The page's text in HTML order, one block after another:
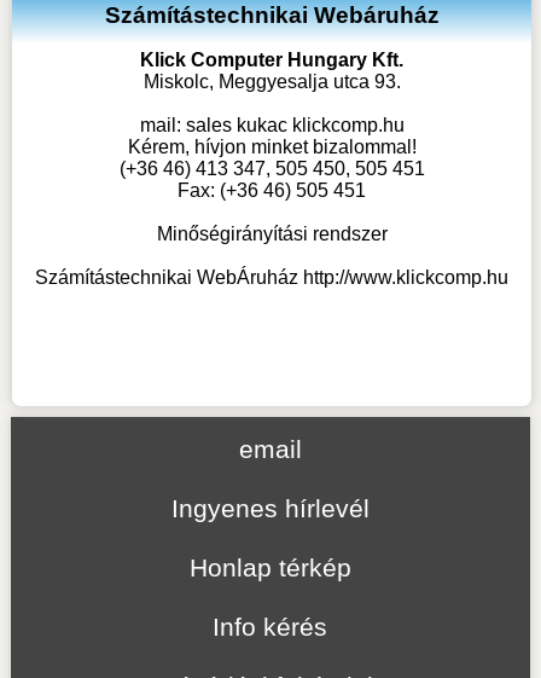
Számítástechnikai Webáruház
Klick Computer Hungary Kft.
Miskolc, Meggyesalja utca 93.
mail: sales kukac klickcomp.hu
Kérem, hívjon minket bizalommal!
(+36 46) 413 347, 505 450, 505 451
Fax: (+36 46) 505 451
Minőségirányítási rendszer
Számítástechnikai WebÁruház http://www.klickcomp.hu
email
Ingyenes hírlevél
Honlap térkép
Info kérés